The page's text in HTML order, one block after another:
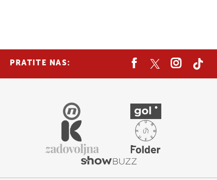
PRATITE NAS: